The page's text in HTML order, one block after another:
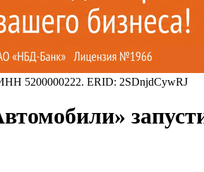
5200000222. ERID: 2SDnjdCywRJ